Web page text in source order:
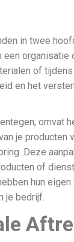
in twee
een
of
en het
omvat
je
Deze
of
hun
je bedrijf.